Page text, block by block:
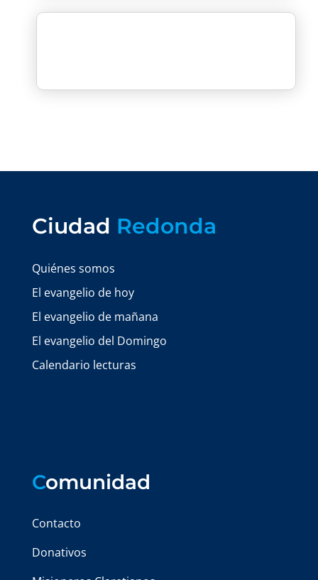
Ciudad Redonda
Quiénes somos
El evangelio de hoy
El evangelio de mañana
El evangelio del Domingo
Calendario lecturas
Comunidad
Contacto
Donativos